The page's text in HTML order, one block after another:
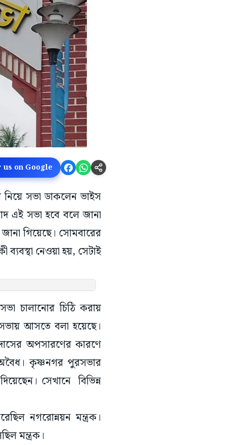
on Google
নিয়ে সভা ডাকলেন ভাইস
এই সভা হবে বলে জানা
গিয়েছে। সোমবারের
নেওয়া হয়, সেটাই
চালানোর চিঠি করায়
আসতে বলা হয়েছে।
অপসারণের কারণে
কৃষ্ণনগর পুরসভার
সেখানে বিভিন্ন
নগরোন্নয়ন মন্ত্রক।
মন্ত্রক।